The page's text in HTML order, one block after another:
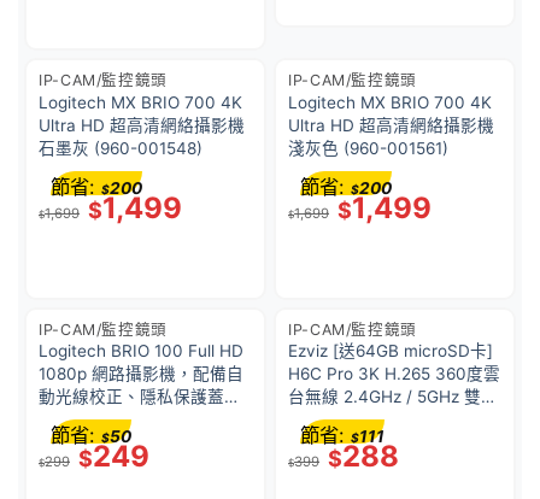
IP-CAM/監控鏡頭
Logitech MX BRIO 700 4K
Ultra HD 超高清網絡攝影機
石墨灰 (960-001548)
$1,699 $1,499
節省: $200
IP-CAM/監控鏡頭
Logitech MX BRIO 700 4K
Ultra HD 超高清網絡攝影機
淺灰色 (960-001561)
$1,699 $1,499
節省: $200
IP-CAM/監控鏡頭
Logitech BRIO 100 Full HD
1080p 網路攝影機，配備自
動光線校正、隱私保護蓋、
以及內建麥克風 – 米白色
$299 $249
節省: $50
IP-CAM/監控鏡頭
Ezviz [送64GB microSD卡]
H6C Pro 3K H.265 360度雲
台無線 2.4GHz / 5GHz 雙頻
Wi-Fi 室內攝錄機 IPCAM 紅
外線夜視 智能移動追踪拍攝
$399 $288
節省: $111